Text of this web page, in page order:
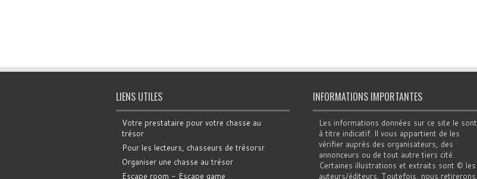
LIENS UTILES
Votre prestataire pour votre chasse au
trésor
Pour les lecteurs, chasseurs de trésorsr
Organiser une chasse au trésor
Escape room - Escape game
INFORMATIONS IMPORTANTES
Les informations données sur ce site le sont
à titre indicatif. Il vous appartient de les
vérifier auprès des organisateurs, des
annonceurs ou de tout autre tiers cité.
Certaines illustrations et extraits sont © les
auteurs/éditeurs. Toutefois, nous retirerons